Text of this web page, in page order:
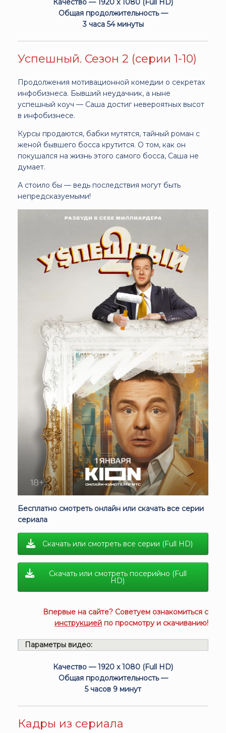
Качество — 1920 x 1080 (Full HD)
Общая продолжительность —
3 часа 54 минуты
Успешный. Сезон 2 (серии 1-10)
Продолжения мотивационной комедии о секретах
инфобизнеса. Бывший неудачник, а ныне
успешный коуч — Саша достиг невероятных высот
в инфобизнесе.
Курсы продаются, бабки мутятся, тайный роман с
женой бывшего босса крутится. О том, как он
покушался на жизнь этого самого босса, Саша не
думает.
А стоило бы — ведь последствия могут быть
непредсказуемыми!
Бесплатно смотреть онлайн или скачать все серии
сериала
Скачать или смотреть все серии (Full HD)
Скачать или смотреть посерийно (Full
HD)
Впервые на сайте? Советуем ознакомиться с
инструкцией по просмотру и скачиванию!
Параметры видео:
Качество — 1920 x 1080 (Full HD)
Общая продолжительность —
5 часов 9 минут
Кадры из сериала